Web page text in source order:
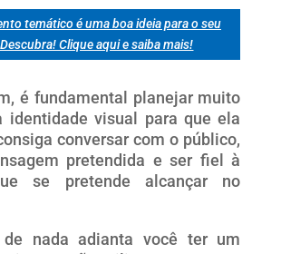
temático é uma boa ideia para o seu
Clique aqui e saiba mais!
é fundamental planejar muito
identidade visual para que ela
conversar com o público,
pretendida e ser fiel à
se pretende alcançar no
de nada adianta você ter um